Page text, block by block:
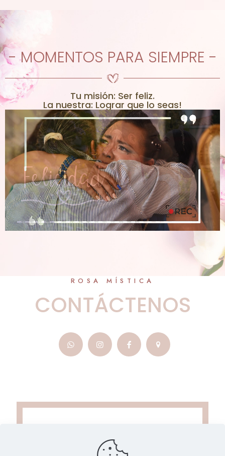
- MOMENTOS PARA SIEMPRE -
Tu misión: Ser feliz.
La nuestra: Lograr que lo seas!
ROSA MÍSTICA
CONTÁCTENOS